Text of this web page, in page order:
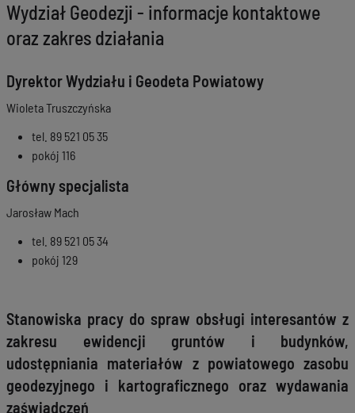
Wydział Geodezji - informacje kontaktowe
oraz zakres działania
Dyrektor Wydziału i Geodeta Powiatowy
Wioleta Truszczyńska
tel. 89 521 05 35
pokój 116
Główny specjalista
Jarosław Mach
tel. 89 521 05 34
pokój 129
Stanowiska pracy do spraw obsługi interesantów z
zakresu ewidencji gruntów i budynków,
udostępniania materiałów z powiatowego zasobu
geodezyjnego i kartograficznego oraz wydawania
zaświadczeń